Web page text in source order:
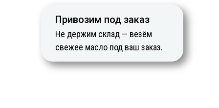
Привозим под заказ
Не держим склад — везём
свежее масло под ваш заказ.